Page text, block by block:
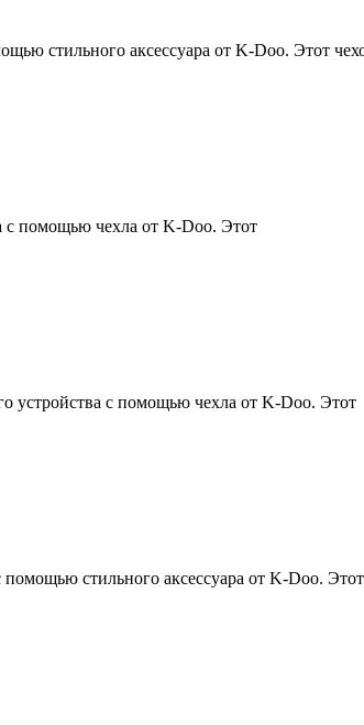
стильного аксессуара от K-Doo. Этот
с помощью чехла от K-Doo. Этот
устройства с помощью чехла от K-Doo. Этот
стильного аксессуара от K-Doo. Этот